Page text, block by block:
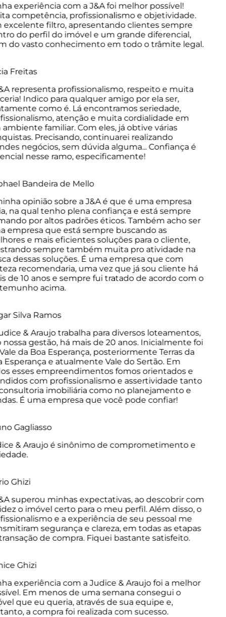
experiência com a J&A foi melhor possível!
competência, profissionalismo e objetividade.
filtro, apresentando clientes sempre
do perfil do imóvel e um grande diferencial,
do vasto conhecimento em todo o trâmite legal.
Freitas
representa profissionalismo, respeito e muita
Indico para qualquer amigo por ela ser,
como é. Lá encontramos seriedade,
atenção e muita cordialidade em
familiar. Com eles, já obtive várias
Precisando, continuarei realizando
negócios, sem dúvida alguma... Confiança é
nesse ramo, especificamente!
Bandeira de Mello
opinião sobre a J&A é que é uma empresa
na qual tenho plena confiança e está sempre
por altos padrões éticos. Também acho ser
empresa que está sempre buscando as
e mais eficientes soluções para o cliente,
sempre também muita pro atividade na
dessas soluções. É uma empresa que com
recomendaria, uma vez que já sou cliente há
de 10 anos e sempre fui tratado de acordo com o
acima.
Silva Ramos
& Araujo trabalha para diversos loteamentos,
gestão, há mais de 20 anos. Inicialmente foi
da Boa Esperança, posteriormente Terras da
e atualmente Vale do Sertão. Em
esses empreendimentos fomos orientados e
com profissionalismo e assertividade tanto
imobiliária como no planejamento e
É uma empresa que você pode confiar!
Gagliasso
& Araujo é sinônimo de comprometimento e
Ghizi
superou minhas expectativas, ao descobrir com
o imóvel certo para o meu perfil. Além disso, o
e a experiência de seu pessoal me
segurança e clareza, em todas as etapas
de compra. Fiquei bastante satisfeito.
Ghizi
experiência com a Judice & Araujo foi a melhor
Em menos de uma semana consegui o
que eu queria, através de sua equipe e,
a compra foi realizada com sucesso.